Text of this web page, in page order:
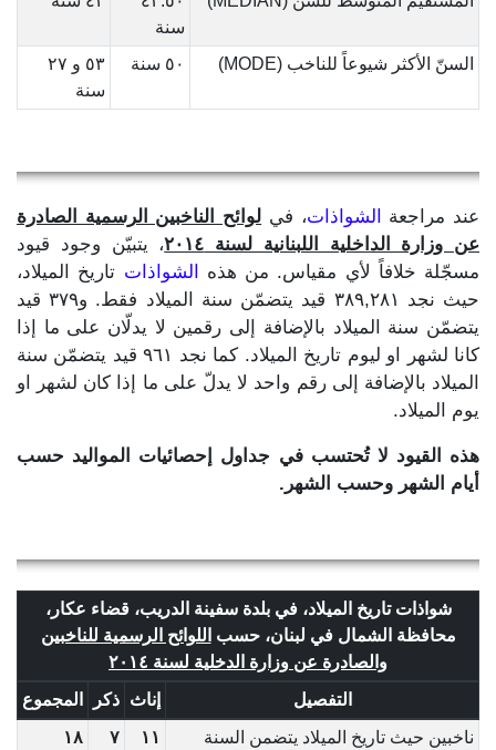
سنة
السنّ الأكثر شيوعاً للناخب (MODE) ٥٠ سنة
٥٣ و ٢٧
سنة
عند مراجعة الشواذات، في لوائح الناخبين الرسمية الصادرة
عن وزارة الداخلية اللبنانية لسنة ٢٠١٤
، يتبيّن وجود قيود
مسجّلة خلافاً لأي مقياس. من هذه
الشواذات تاريخ الميلاد،
حيث نجد ٣٨٩,٢٨١ قيد يتضمّن سنة الميلاد فقط. و٣٧٩ قيد
يتضمّن سنة الميلاد بالإضافة إلى رقمين لا يدلّان على ما إذا
كانا لشهر او ليوم تاريخ الميلاد. كما نجد ٩٦١ قيد يتضمّن سنة
الميلاد بالإضافة إلى رقم واحد لا يدلّ على ما إذا كان لشهر او
يوم الميلاد.
هذه القيود لا تُحتسب في جداول إحصائيات المواليد حسب
أيام الشهر وحسب الشهر.
شواذات تاريخ الميلاد، في بلدة سفينة الدريب، قضاء عكار،
محافظة الشمال في لبنان، حسب اللوائح الرسمية للناخبين
والصادرة عن وزارة الدخلية لسنة ٢٠١٤
التفصيل
إناث ذكر
المجموع
ناخبين حيث تاريخ الميلاد يتضمن السنة
١١ ٧ ١٨